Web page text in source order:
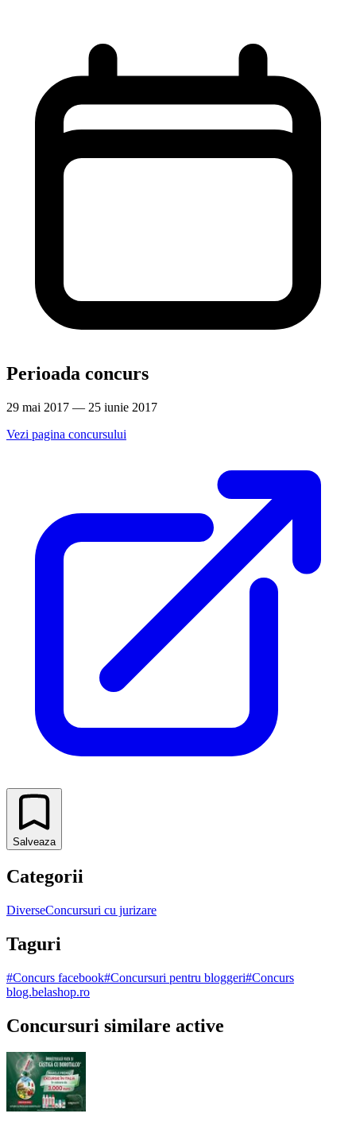
Perioada concurs
29 mai 2017 — 25 iunie 2017
Vezi pagina concursului
Salveaza
Categorii
DiverseConcursuri cu jurizare
Taguri
#Concurs facebook#Concursuri pentru bloggeri#Concurs
blog.belashop.ro
Concursuri similare active